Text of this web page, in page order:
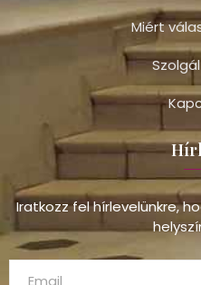
Miért
Iratkozz fel hírlevelünkre,